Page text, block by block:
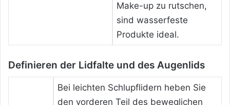
Make-up zu rutschen,
sind wasserfeste
Produkte ideal.
Definieren der Lidfalte und des Augenlids
Bei leichten Schlupflidern heben Sie
den vorderen Teil des beweglichen